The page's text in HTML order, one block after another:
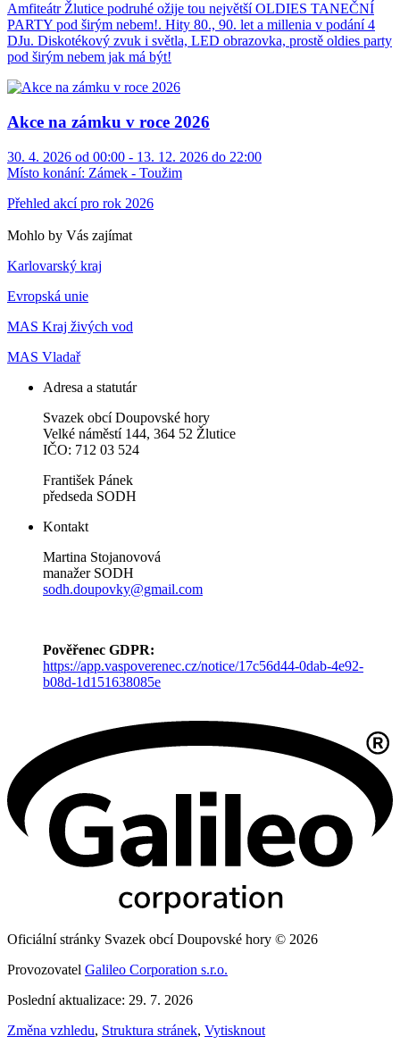
Amfiteátr Žlutice podruhé ožije tou největší OLDIES TANEČNÍ
PARTY pod širým nebem!. Hity 80., 90. let a millenia v podání 4
DJu. Diskotékový zvuk i světla, LED obrazovka, prostě oldies party
pod širým nebem jak má být!
Akce na zámku v roce 2026
30. 4. 2026 od 00:00 - 13. 12. 2026 do 22:00
Místo konání: Zámek - Toužim
Přehled akcí pro rok 2026
Mohlo by Vás zajímat
Karlovarský kraj
Evropská unie
MAS Kraj živých vod
MAS Vladař
Adresa a statutár
Svazek obcí Doupovské hory
Velké náměstí 144, 364 52 Žlutice
IČO: 712 03 524
František Pánek
předseda SODH
Kontakt
Martina Stojanovová
manažer SODH
sodh.doupovky@gmail.com
Pověřenec GDPR:
https://app.vaspoverenec.cz/notice/17c56d44-0dab-4e92-
b08d-1d151638085e
Oficiální stránky Svazek obcí Doupovské hory © 2026
Provozovatel Galileo Corporation s.r.o.
Poslední aktualizace: 29. 7. 2026
Změna vzhledu, Struktura stránek, Vytisknout